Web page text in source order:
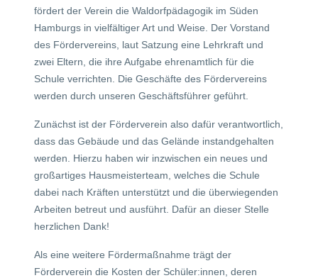
fördert der Verein die Waldorfpädagogik im Süden
Hamburgs in vielfältiger Art und Weise. Der Vorstand
des Fördervereins, laut Satzung eine Lehrkraft und
zwei Eltern, die ihre Aufgabe ehrenamtlich für die
Schule verrichten. Die Geschäfte des Fördervereins
werden durch unseren Geschäftsführer geführt.
Zunächst ist der Förderverein also dafür verantwortlich,
dass das Gebäude und das Gelände instandgehalten
werden. Hierzu haben wir inzwischen ein neues und
großartiges Hausmeisterteam, welches die Schule
dabei nach Kräften unterstützt und die überwiegenden
Arbeiten betreut und ausführt. Dafür an dieser Stelle
herzlichen Dank!
Als eine weitere Fördermaßnahme trägt der
Förderverein die Kosten der Schüler:innen, deren